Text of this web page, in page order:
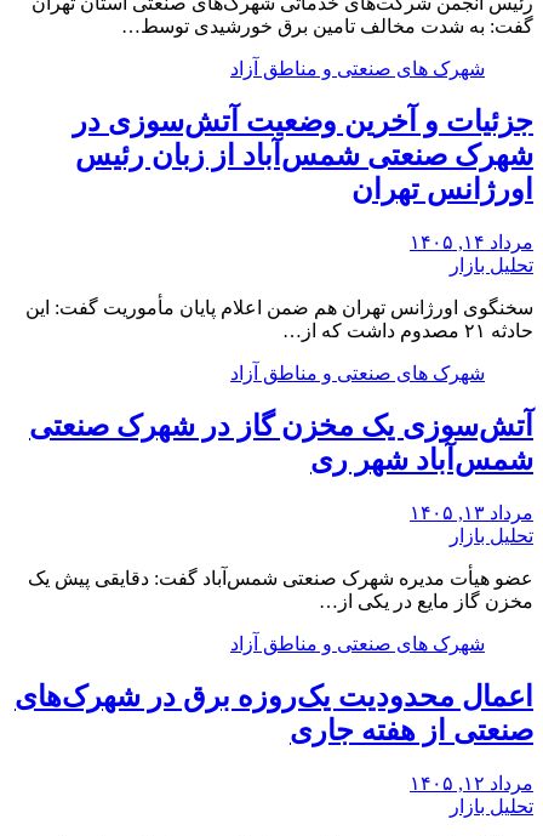
گفت: به شدت مخالف تامین برق خورشیدی توسط…
شهرک های صنعتی و مناطق آزاد
جزئیات و آخرین وضعیت آتش‌سوزی در
شهرک صنعتی شمس‌آباد از زبان رئیس
اورژانس تهران
مرداد ۱۴, ۱۴۰۵
تحلیل بازار
سخنگوی اورژانس تهران هم ضمن اعلام پایان مأموریت گفت: این
حادثه ۲۱ مصدوم داشت که از…
شهرک های صنعتی و مناطق آزاد
آتش‌سوزی یک مخزن گاز در شهرک صنعتی
شمس‌آباد شهر ری
مرداد ۱۳, ۱۴۰۵
تحلیل بازار
عضو هیأت مدیره شهرک صنعتی شمس‌آباد گفت: دقایقی پیش یک
مخزن گاز مایع در یکی از…
شهرک های صنعتی و مناطق آزاد
اعمال محدودیت یک‌روزه برق در شهرک‌های
صنعتی از هفته جاری
مرداد ۱۲, ۱۴۰۵
تحلیل بازار